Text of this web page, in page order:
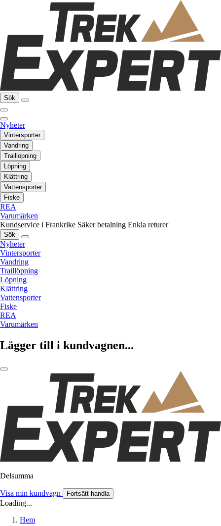
Sök
Nyheter
Vintersporter
Vandring
Traillöpning
Löpning
Klättring
Vattensporter
Fiske
REA
Varumärken
Kundservice i Frankrike Säker betalning Enkla returer
Sök
Nyheter
Vintersporter
Vandring
Traillöpning
Löpning
Klättring
Vattensporter
Fiske
REA
Varumärken
Lägger till i kundvagnen...
Delsumma
Visa min kundvagn Fortsätt handla
Loading...
Hem